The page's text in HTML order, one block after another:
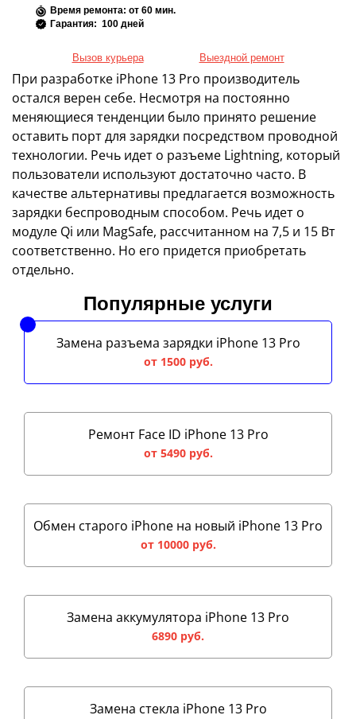
Время ремонта: от 60 мин.
Гарантия: 100 дней
Вызов курьера Выездной ремонт
При разработке iPhone 13 Pro производитель
остался верен себе. Несмотря на постоянно
меняющиеся тенденции было принято решение
оставить порт для зарядки посредством проводной
технологии. Речь идет о разъеме Lightning, который
пользователи используют достаточно часто. В
качестве альтернативы предлагается возможность
зарядки беспроводным способом. Речь идет о
модуле Qi или MagSafe, рассчитанном на 7,5 и 15 Вт
соответственно. Но его придется приобретать
отдельно.
Популярные услуги
Замена разъема зарядки iPhone 13 Pro
от 1500 руб.
Ремонт Face ID iPhone 13 Pro
от 5490 руб.
Обмен старого iPhone на новый iPhone 13 Pro
от 10000 руб.
Замена аккумулятора iPhone 13 Pro
6890 руб.
Замена стекла iPhone 13 Pro